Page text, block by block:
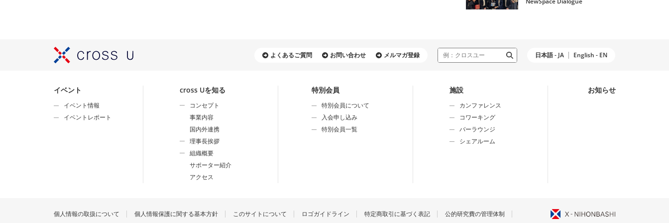
よくあるご質問 お問い合わせ メルマガ登録 日本語 - JA English - EN
イベント
イベント情報
イベントレポート
cross Uを知る
コンセプト
事業内容
国内外連携
理事長挨拶
組織概要
サポーター紹介
アクセス
特別会員
特別会員について
⼊会申し込み
特別会員⼀覧
施設
カンファレンス
コワーキング
バーラウンジ
シェアルーム
お知らせ
個人情報の取扱について 個人情報保護に関する基本方針 このサイトについて ロゴガイドライン 特定商取引に基づく表記 公的研究費の管理体制